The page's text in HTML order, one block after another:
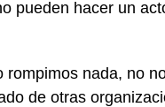
pueden hacer un
rompimos nada, no
de otras